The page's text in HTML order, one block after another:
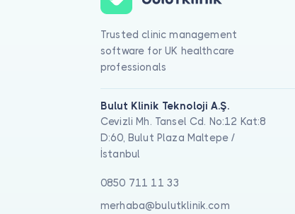
Trusted clinic management
software for UK healthcare
professionals
Bulut Klinik Teknoloji A.Ş.
Cevizli Mh. Tansel Cd. No:12 Kat:8
D:60, Bulut Plaza Maltepe /
İstanbul
0850 711 11 33
merhaba@bulutklinik.com